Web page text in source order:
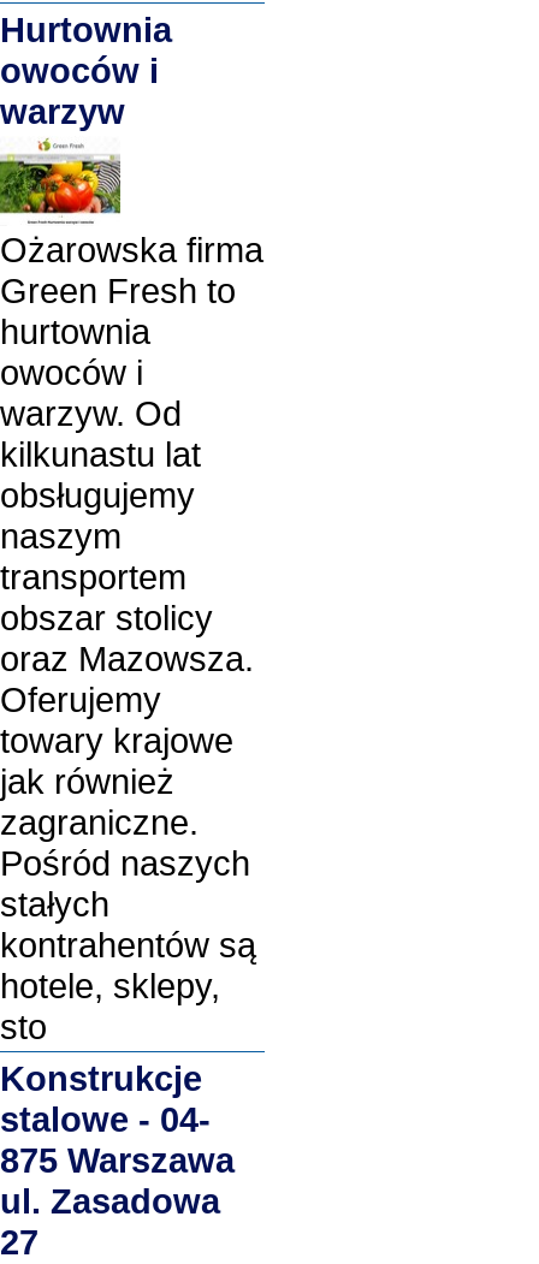
Hurtownia
owoców i
warzyw
Ożarowska firma
Green Fresh to
hurtownia
owoców i
warzyw. Od
kilkunastu lat
obsługujemy
naszym
transportem
obszar stolicy
oraz Mazowsza.
Oferujemy
towary krajowe
jak również
zagraniczne.
Pośród naszych
stałych
kontrahentów są
hotele, sklepy,
sto
Konstrukcje
stalowe - 04-
875 Warszawa
ul. Zasadowa
27